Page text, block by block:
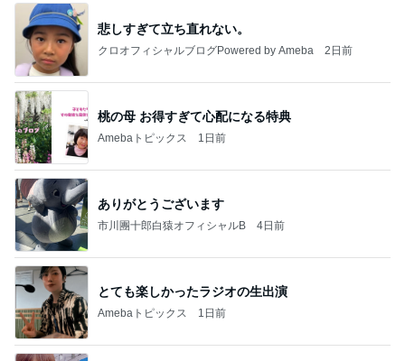
悲しすぎて立ち直れない。
クロオフィシャルブログPowered by Ameba 2日前
桃の母 お得すぎて心配になる特典
Amebaトピックス 1日前
ありがとうございます
市川團十郎白猿オフィシャルB 4日前
とても楽しかったラジオの生出演
Amebaトピックス 1日前